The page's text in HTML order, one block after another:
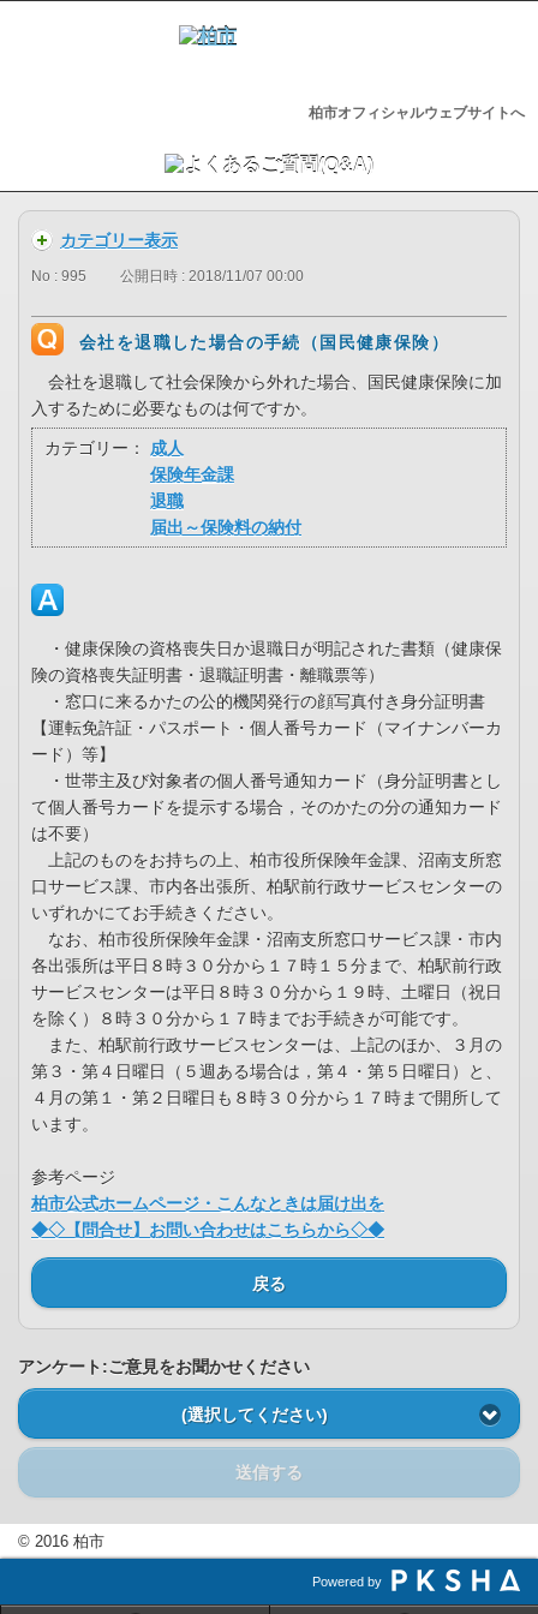
柏市オフィシャルウェブサイトへ
カテゴリー表示
No : 995 公開日時 : 2018/11/07 00:00
会社を退職した場合の手続（国民健康保険）
会社を退職して社会保険から外れた場合、国民健康保険に加
入するために必要なものは何ですか。
カテゴリー：
成人
保険年金課
退職
届出～保険料の納付
・健康保険の資格喪失日か退職日が明記された書類（健康保
険の資格喪失証明書・退職証明書・離職票等）
・窓口に来るかたの公的機関発行の顔写真付き身分証明書
【運転免許証・パスポート・個人番号カード（マイナンバーカ
ード）等】
・世帯主及び対象者の個人番号通知カード（身分証明書とし
て個人番号カードを提示する場合，そのかたの分の通知カード
は不要）
上記のものをお持ちの上、柏市役所保険年金課、沼南支所窓
口サービス課、市内各出張所、柏駅前行政サービスセンターの
いずれかにてお手続きください。
なお、柏市役所保険年金課・沼南支所窓口サービス課・市内
各出張所は平日８時３０分から１７時１５分まで、柏駅前行政
サービスセンターは平日８時３０分から１９時、土曜日（祝日
を除く）８時３０分から１７時までお手続きが可能です。
また、柏駅前行政サービスセンターは、上記のほか、３月の
第３・第４日曜日（５週ある場合は，第４・第５日曜日）と、
４月の第１・第２日曜日も８時３０分から１７時まで開所して
います。
参考ページ
柏市公式ホームページ・こんなときは届け出を
◆◇【問合せ】お問い合わせはこちらから◇◆
戻る
アンケート:ご意見をお聞かせください
(選択してください)
送信する
© 2016 柏市
Powered by